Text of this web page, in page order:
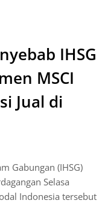
IHSG
MSCI
Jual di
Gabungan (IHSG)
Selasa
Indonesia tersebut